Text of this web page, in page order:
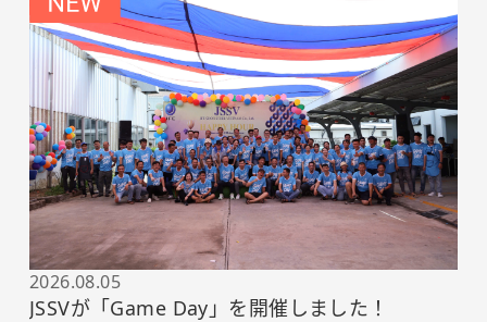
JSSVが「Game Day」を開催しました！
2026.08.05